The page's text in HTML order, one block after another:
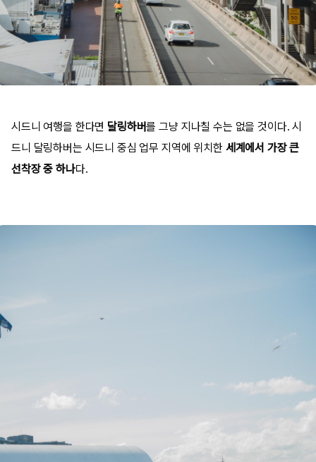
시드니 여행을 한다면 달링하버를 그냥 지나칠 수는 없을 것이다. 시
드니 달링하버는 시드니 중심 업무 지역에 위치한 세계에서 가장 큰
선착장 중 하나다.